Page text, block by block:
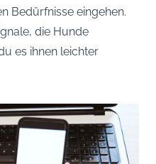
Bedürfnisse eingehen.
die Hunde
es ihnen leichter